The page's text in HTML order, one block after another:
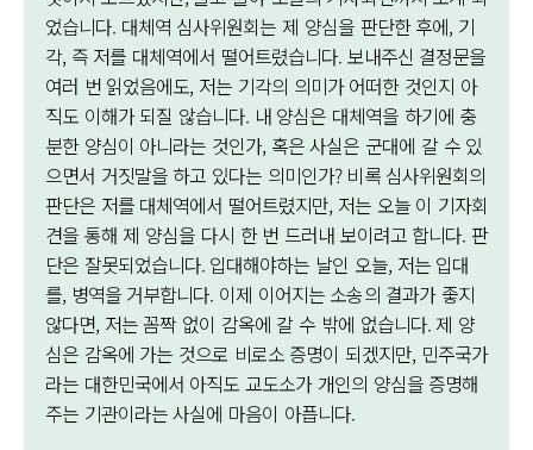
었습니다. 대체역 심사위원회는 제 양심을 판단한 후에, 기
각, 즉 저를 대체역에서 떨어트렸습니다. 보내주신 결정문을
여러 번 읽었음에도, 저는 기각의 의미가 어떠한 것인지 아
직도 이해가 되질 않습니다. 내 양심은 대체역을 하기에 충
분한 양심이 아니라는 것인가, 혹은 사실은 군대에 갈 수 있
으면서 거짓말을 하고 있다는 의미인가? 비록 심사위원회의
판단은 저를 대체역에서 떨어트렸지만, 저는 오늘 이 기자회
견을 통해 제 양심을 다시 한 번 드러내 보이려고 합니다. 판
단은 잘못되었습니다. 입대해야하는 날인 오늘, 저는 입대
를, 병역을 거부합니다. 이제 이어지는 소송의 결과가 좋지
않다면, 저는 꼼짝 없이 감옥에 갈 수 밖에 없습니다. 제 양
심은 감옥에 가는 것으로 비로소 증명이 되겠지만, 민주국가
라는 대한민국에서 아직도 교도소가 개인의 양심을 증명해
주는 기관이라는 사실에 마음이 아픕니다.